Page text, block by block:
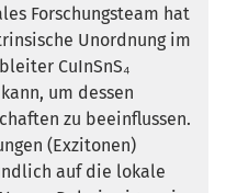
Forschungsteam hat
Unordnung im
CuInSnS₄
um dessen
zu beeinflussen.
(Exzitonen)
auf die lokale